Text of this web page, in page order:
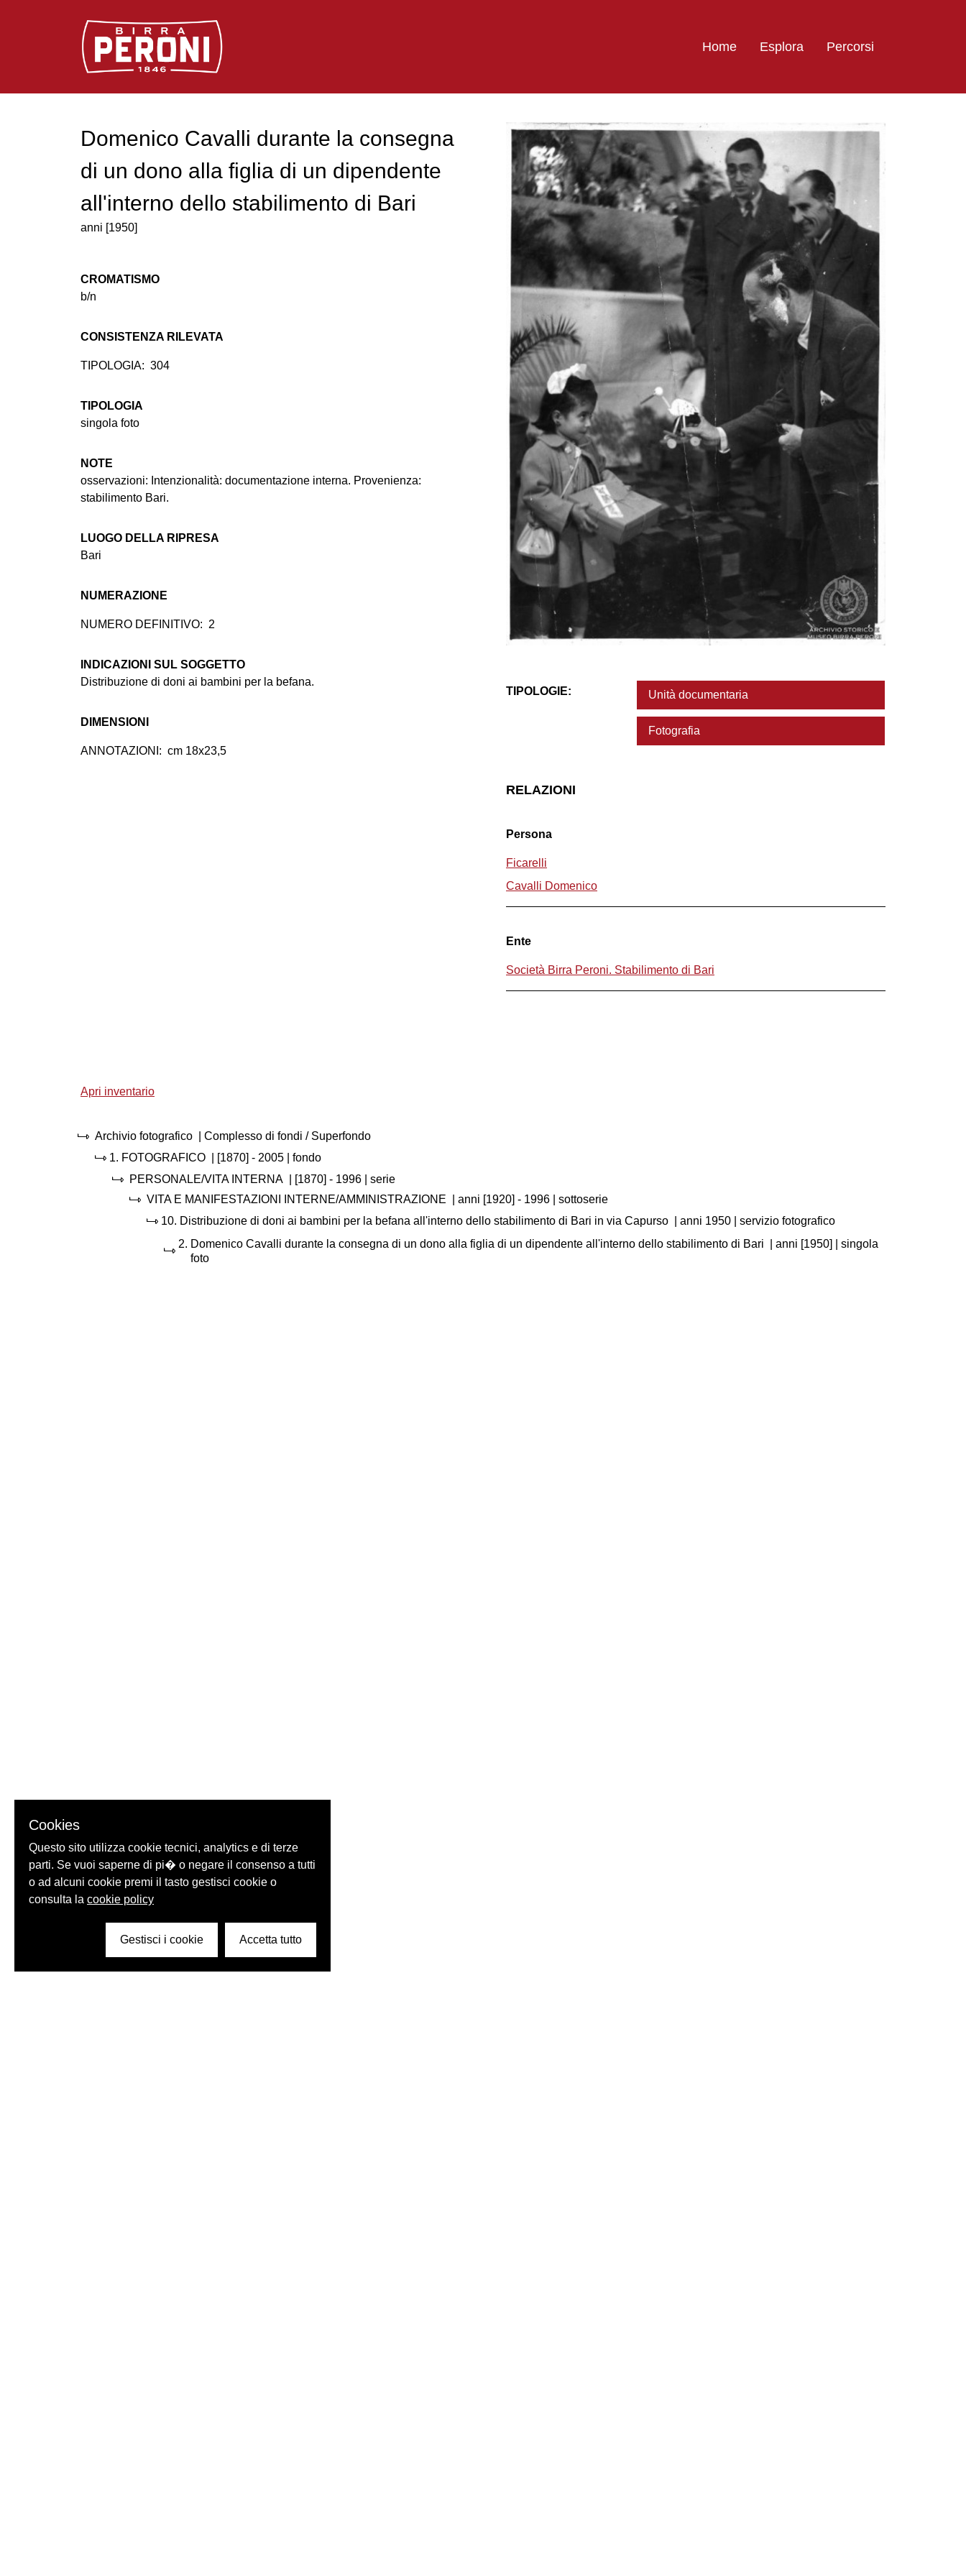
Logo Birra Peroni
Home Esplora Percorsi
Domenico Cavalli durante la consegna
di un dono alla figlia di un dipendente
all'interno dello stabilimento di Bari
anni [1950]
CROMATISMO
b/n
CONSISTENZA RILEVATA
TIPOLOGIA: 304
TIPOLOGIA
singola foto
NOTE
osservazioni: Intenzionalità: documentazione interna. Provenienza:
stabilimento Bari.
LUOGO DELLA RIPRESA
Bari
NUMERAZIONE
NUMERO DEFINITIVO: 2
INDICAZIONI SUL SOGGETTO
Distribuzione di doni ai bambini per la befana.
DIMENSIONI
ANNOTAZIONI: cm 18x23,5
TIPOLOGIE: Unità documentaria
Fotografia
RELAZIONI
Persona
Ficarelli
Cavalli Domenico
Ente
Società Birra Peroni. Stabilimento di Bari
Apri inventario
Archivio fotografico
| Complesso di fondi / Superfondo
1. FOTOGRAFICO [1870] - 2005
| fondo
PERSONALE/VITA INTERNA
[1870] - 1996
| serie
VITA E MANIFESTAZIONI INTERNE/AMMINISTRAZIONE
anni [1920] - 1996
| sottoserie
10. Distribuzione di doni ai bambini per la befana all'interno dello stabilimento di Bari in via Capurso anni 1950
| servizio fotografico
2. Domenico Cavalli durante la consegna di un dono alla figlia di un dipendente all'interno dello stabilimento di Bari anni [1950]
| singola
foto
Cookies
Questo sito utilizza cookie tecnici, analytics e di terze
parti. Se vuoi saperne di pi� o negare il consenso a tutti
o ad alcuni cookie premi il tasto gestisci cookie o
consulta la cookie policy
Gestisci i cookie Accetta tutto